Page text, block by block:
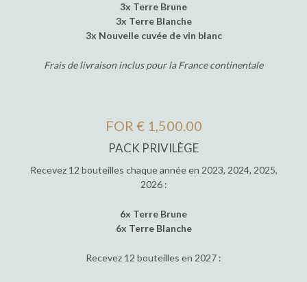
3x Terre Brune
3x Terre Blanche
3x Nouvelle cuvée de vin blanc
Frais de livraison inclus pour la France continentale
FOR € 1,500.00
PACK PRIVILÈGE
Recevez 12 bouteilles chaque année en 2023, 2024, 2025,
2026 :
6x Terre Brune
6x Terre Blanche
Recevez 12 bouteilles en 2027 :